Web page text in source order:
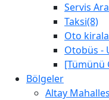
Servis
Taksi(8)
Oto
Otobüs -
[Tümünü
Bölgeler
Altay